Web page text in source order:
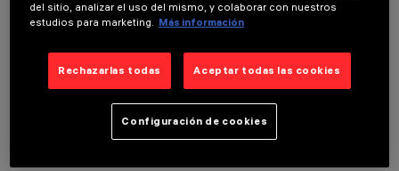
DATOS TÉCNICOS
ÚLTIMA ACTUALIZACIÓN: 03/08/2026
del sitio, analizar el uso del mismo, y colaborar con nuestros
estudios para marketing. Más información
Rechazarlas todas Aceptar todas las cookies
Configuración de cookies